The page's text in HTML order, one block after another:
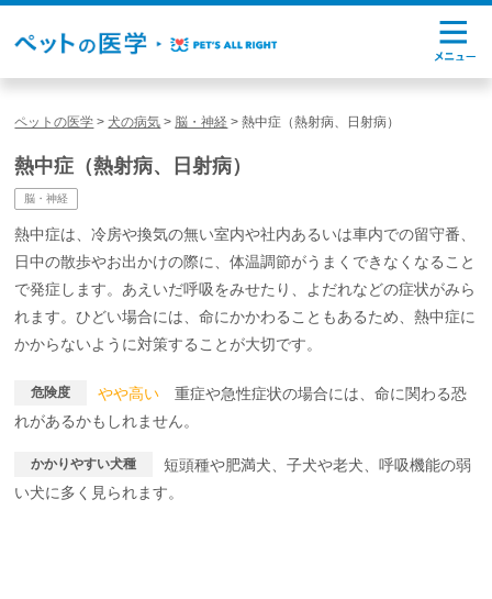
ペットの医学 >犬の病気 > 脳・神経 >熱中症（熱射病、日射病）
熱中症（熱射病、日射病）
脳・神経
熱中症は、冷房や換気の無い室内や社内あるいは車内での留守番、
日中の散歩やお出かけの際に、体温調節がうまくできなくなること
で発症します。あえいだ呼吸をみせたり、よだれなどの症状がみら
れます。ひどい場合には、命にかかわることもあるため、熱中症に
かからないように対策することが大切です。
危険度 やや高い 重症や急性症状の場合には、命に関わる恐
れがあるかもしれません。
かかりやすい犬種
短頭種や肥満犬、子犬や老犬、呼吸機能の弱
い犬に多く見られます。